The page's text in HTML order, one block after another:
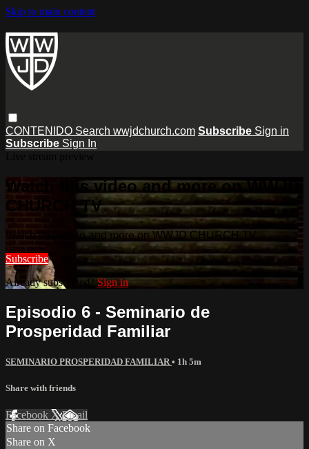
Skip to main content
CONTENIDO Search wwjdchurch.com Subscribe Sign in
Subscribe Sign In
Watch this video and more on WWJD
CHURCH TV
Watch this video and more on WWJD CHURCH TV
Subscribe
Already subscribed? Sign in
Episodio 6 - Seminario de
Prosperidad Familiar
SEMINARIO PROSPERIDAD FAMILIAR • 1h 5m
Share with friends
Facebook XEmail
Share on Facebook
Share on X